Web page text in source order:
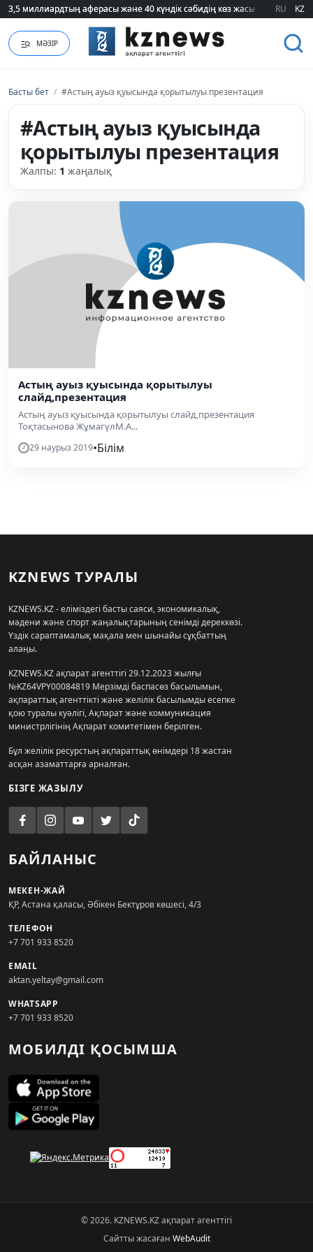
3,5 миллиардтың аферасы және 40 күндік сәбидің көз жасы:
3,5 миллиардтың аферасы және 40 күндік сәбидің көз жасы: RU KZ
МӘЗІР
Басты бет / #Астың ауыз қуысында қорытылуы презентация
#Астың ауыз қуысында
қорытылуы презентация
Жалпы: 1 жаңалық
Астың ауыз қуысында қорытылуы
слайд,презентация
Астың ауыз қуысында қорытылуы слайд,презентация
Тоқтасынова ЖұмагүлМ.А...
29 наурыз 2019•Білім
KZNEWS ТУРАЛЫ
KZNEWS.KZ - еліміздегі басты саяси, экономикалық,
мәдени және спорт жаңалықтарының сенімді дереккөзі.
Үздік сараптамалық мақала мен шынайы сұқбаттың
алаңы.
KZNEWS.KZ ақпарат агенттігі 29.12.2023 жылғы
№KZ64VPY00084819 Мерзімді баспасөз басылымын,
ақпараттық агенттікті және желілік басылымды есепке
қою туралы куәлігі, Ақпарат және коммуникация
министрлігінің Ақпарат комитетімен берілген.
Бұл желілік ресурстың ақпараттық өнімдері 18 жастан
асқан азаматтарға арналған.
БІЗГЕ ЖАЗЫЛУ
БАЙЛАНЫС
МЕКЕН-ЖАЙ
ҚР, Астана қаласы, Әбікен Бектұров көшесі, 4/3
ТЕЛЕФОН
+7 701 933 8520
EMAIL
aktan.yeltay@gmail.com
WHATSAPP
+7 701 933 8520
МОБИЛДІ ҚОСЫМША
© 2026. KZNEWS.KZ ақпарат агенттігі
Сайтты жасаған WebAudit